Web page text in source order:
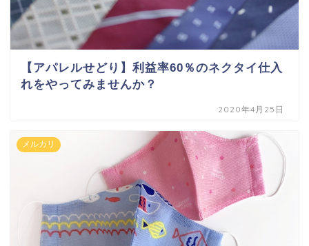
【アパレルせどり】利益率60％のネクタイ仕入
れをやってみませんか？
2020年4月25日
メルカリ